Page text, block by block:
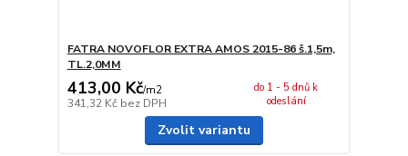
FATRA NOVOFLOR EXTRA AMOS 2015-86 š.1,5m,
TL.2,0MM
413,00 Kč/m2
341,32 Kč bez DPH
do 1 - 5 dnů k
odeslání
Zvolit variantu